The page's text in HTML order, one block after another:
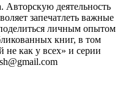
деятельность
запечатлеть важные
личным опытом
книг, в том
как у всех» и серии